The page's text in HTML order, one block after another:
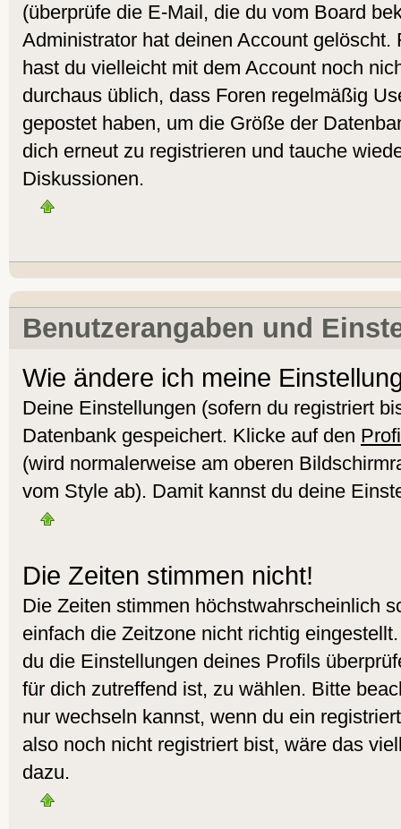
(überprüfe die E-Mail, die du vom Board
Administrator hat deinen Account gelöscht.
hast du vielleicht mit dem Account noch
durchaus üblich, dass Foren regelmäßig
gepostet haben, um die Größe der
dich erneut zu registrieren und tauche
Diskussionen.
Benutzerangaben und
Wie ändere ich meine
Deine Einstellungen (sofern du registriert
Datenbank gespeichert. Klicke auf den
(wird normalerweise am oberen
vom Style ab). Damit kannst du deine
Die Zeiten stimmen nicht!
Die Zeiten stimmen höchstwahrscheinlich
einfach die Zeitzone nicht richtig
du die Einstellungen deines Profils
für dich zutreffend ist, zu wählen. Bitte
nur wechseln kannst, wenn du ein
also noch nicht registriert bist, wäre das
dazu.